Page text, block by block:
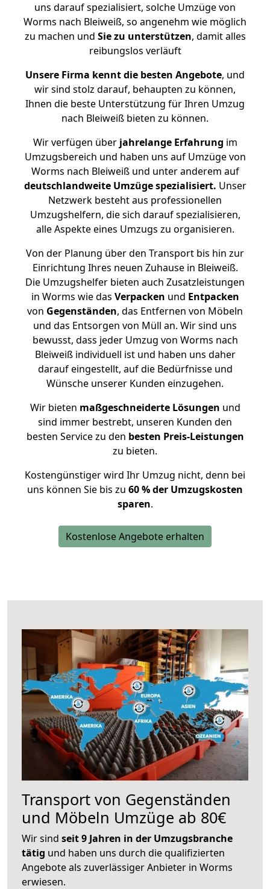
uns darauf spezialisiert, solche Umzüge von
Worms nach Bleiweiß, so angenehm wie möglich
zu machen und Sie zu unterstützen, damit alles
reibungslos verläuft
Unsere Firma kennt die besten Angebote, und
wir sind stolz darauf, behaupten zu können,
Ihnen die beste Unterstützung für Ihren Umzug
nach Bleiweiß bieten zu können.
Wir verfügen überjahrelange Erfahrung im
Umzugsbereich und haben uns auf Umzüge von
Worms nach Bleiweiß und unter anderem auf
deutschlandweite Umzüge spezialisiert. Unser
Netzwerk besteht aus professionellen
Umzugshelfern, die sich darauf spezialisieren,
alle Aspekte eines Umzugs zu organisieren.
Von der Planung über den Transport bis hin zur
Einrichtung Ihres neuen Zuhause in Bleiweiß.
Die Umzugshelfer bieten auch Zusatzleistungen
in Worms wie das Verpacken und Entpacken
von Gegenständen, das Entfernen von Möbeln
und das Entsorgen von Müll an. Wir sind uns
bewusst, dass jeder Umzug von Worms nach
Bleiweiß individuell ist und haben uns daher
darauf eingestellt, auf die Bedürfnisse und
Wünsche unserer Kunden einzugehen.
Wir bieten maßgeschneiderte Lösungen und
sind immer bestrebt, unseren Kunden den
besten Service zu den besten Preis-Leistungen
zu bieten.
Kostengünstiger wird Ihr Umzug nicht, denn bei
uns können Sie bis zu 60 % der Umzugskosten
sparen.
Kostenlose Angebote erhalten
Transport von Gegenständen
und Möbeln Umzüge ab 80€
Wir sind seit 9 Jahren in der Umzugsbranche
tätig und haben uns durch die qualifizierten
Angebote als zuverlässiger Anbieter in Worms
erwiesen.